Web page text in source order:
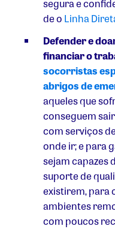
segura e
deo Linha
Defender e
financiar o
socorristas
abrigos de
aqueles que
conseguem
com serviços
onde ir; e para
sejam capazes
suporte de
existirem, para
ambientes
com poucos